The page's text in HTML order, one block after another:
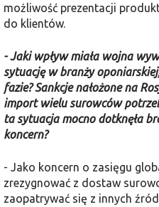
możliwość prezentacji
do klientów.
- Jaki wpływ miała wojna
sytuację w branży
fazie? Sankcje nałożone na
import wielu surowców
ta sytuacja mocno dotknęła
koncern?
- Jako koncern o zasięgu
zrezygnować z dostaw
zaopatrywać się z innych